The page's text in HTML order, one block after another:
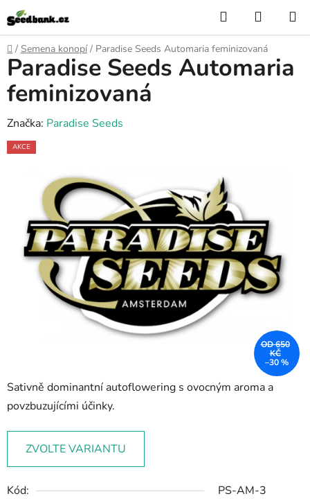
Přejít
na
obsah
Hledat
KOŠÍK
Domů
/ Semena konopí / Paradise Seeds Automaria feminizovaná
Sativně dominantní autoflowering s ovocným aroma a
povzbuzujícími účinky.
ZVOLTE VARIANTU
Kód: PS-AM-3
Paradise Seeds Automaria
feminizovaná
Značka: Paradise Seeds
AKCE
OD 650
KČ
–30 %